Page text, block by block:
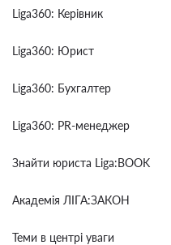
Liga360: Керівник
Liga360: Юрист
Liga360: Бухгалтер
Liga360: PR-менеджер
Знайти юриста Liga:BOOK
Академія ЛІГА:ЗАКОН
Теми в центрі уваги